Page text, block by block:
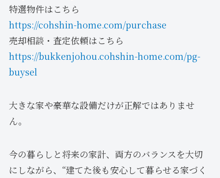
特選物件はこちら
https://cohshin-home.com/purchase
売却相談・査定依頼はこちら
https://bukkenjohou.cohshin-home.com/pg-
buysel
大きな家や豪華な設備だけが正解ではありませ
ん。
今の暮らしと将来の家計、両方のバランスを大切
にしながら、“建てた後も安心して暮らせる家づく